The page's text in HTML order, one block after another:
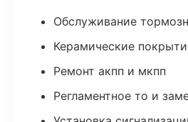
Обслуживание
Керамические
Ремонт акпп и мкпп
Регламентное то и